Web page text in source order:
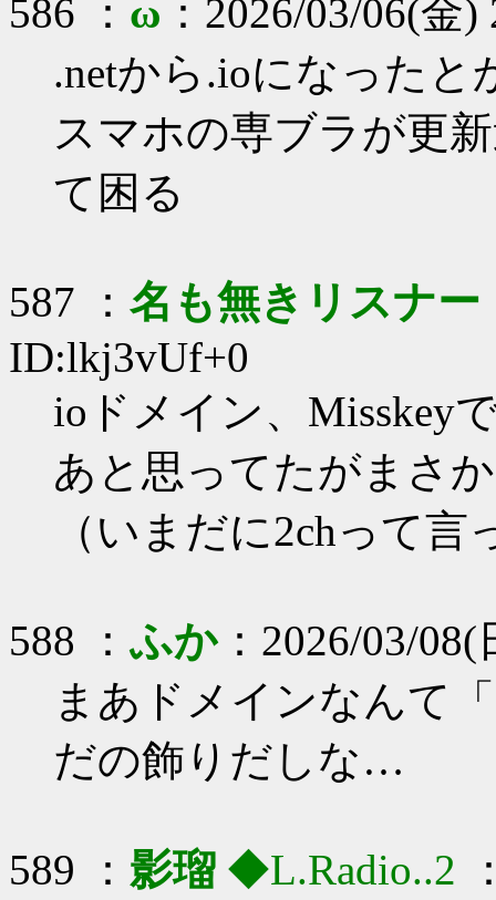
586 ： ω ：2026/03/06(金
.netから.ioになったと
スマホの専ブラが更
て困る
587 ： 名も無きリスナー
ID:lkj3vUf+0
ioドメイン、Misskey
あと思ってたがまさ
（いまだに2chって言
588 ：ふか：2026/03/08(
まあドメインなんて
だの飾りだしな…
589 ： 影瑠 ◆L.Radio..2